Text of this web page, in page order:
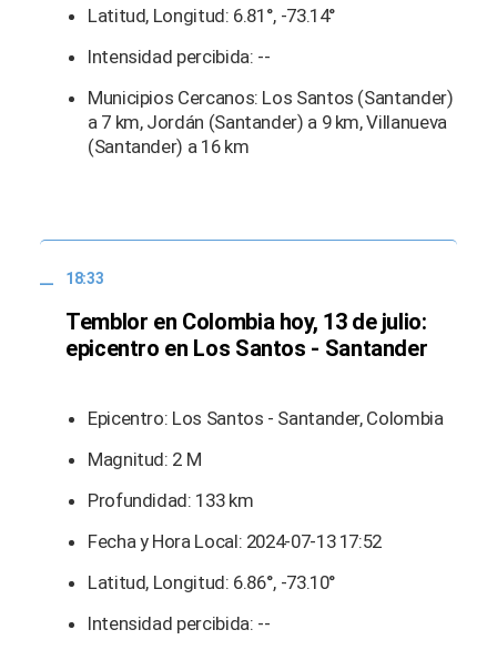
Latitud, Longitud: 6.81°, -73.14°
Intensidad percibida: --
Municipios Cercanos: Los Santos (Santander)
a 7 km, Jordán (Santander) a 9 km, Villanueva
(Santander) a 16 km
18:33
Temblor en Colombia hoy, 13 de julio:
epicentro en Los Santos - Santander
Epicentro: Los Santos - Santander, Colombia
Magnitud: 2 M
Profundidad: 133 km
Fecha y Hora Local: 2024-07-13 17:52
Latitud, Longitud: 6.86°, -73.10°
Intensidad percibida: --